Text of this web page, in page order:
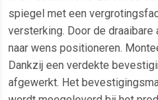
spiegel met een
versterking. Door de
naar wens positioneren.
Dankzij een verdekte
afgewerkt. Het